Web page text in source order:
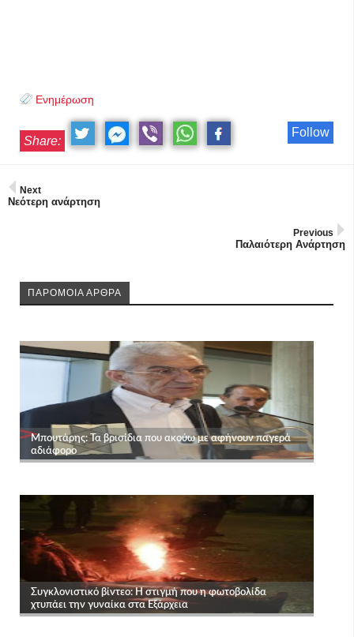
Ενημέρωση
Follow
Share:
Next
Νεότερη ανάρτηση
Previous
Παλαιότερη Ανάρτηση
ΠΑΡΟΜΟΙΑ ΑΡΘΡΑ